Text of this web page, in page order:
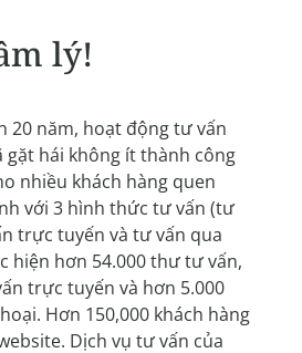
lý!
20 năm, hoạt động tư vấn
gặt hái không ít thành công
nhiều khách hàng quen
với 3 hình thức tư vấn (tư
trực tuyến và tư vấn qua
hiện hơn 54.000 thư tư vấn,
trực tuyến và hơn 5.000
Hơn 150,000 khách hàng
Dịch vụ tư vấn của